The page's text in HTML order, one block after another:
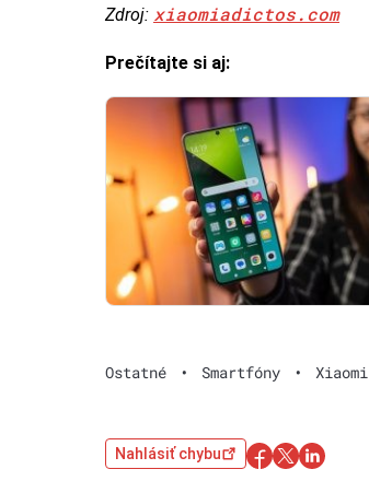
Zdroj: xiaomiadictos.com
Prečítajte si aj:
Ostatné • Smartfóny • Xiaomi
Nahlásiť chybu